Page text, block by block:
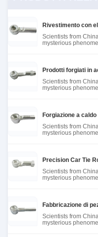
Rivestimento con
Scientists from
mysterious
Prodotti forgiati in
Scientists from
mysterious
Forgiazione a
Scientists from
mysterious
Precision Car Tie
Scientists from
mysterious
Fabbricazione di
Scientists from
mysterious